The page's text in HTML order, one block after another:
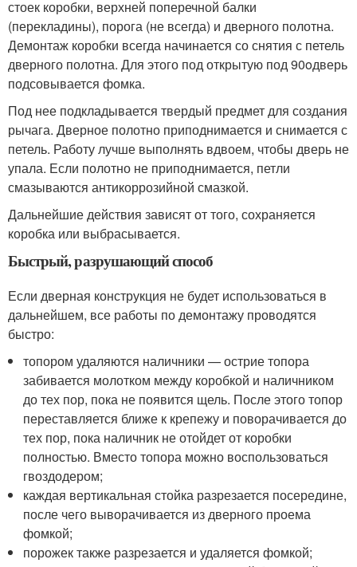
стоек коробки, верхней поперечной балки
(перекладины), порога (не всегда) и дверного полотна.
Демонтаж коробки всегда начинается со снятия с петель
дверного полотна. Для этого под открытую под 90oдверь
подсовывается фомка.
Под нее подкладывается твердый предмет для создания
рычага. Дверное полотно приподнимается и снимается с
петель. Работу лучше выполнять вдвоем, чтобы дверь не
упала. Если полотно не приподнимается, петли
смазываются антикоррозийной смазкой.
Дальнейшие действия зависят от того, сохраняется
коробка или выбрасывается.
Быстрый, разрушающий способ
Если дверная конструкция не будет использоваться в
дальнейшем, все работы по демонтажу проводятся
быстро:
топором удаляются наличники — острие топора
забивается молотком между коробкой и наличником
до тех пор, пока не появится щель. После этого топор
переставляется ближе к крепежу и поворачивается до
тех пор, пока наличник не отойдет от коробки
полностью. Вместо топора можно воспользоваться
гвоздодером;
каждая вертикальная стойка разрезается посередине,
после чего выворачивается из дверного проема
фомкой;
порожек также разрезается и удаляется фомкой;